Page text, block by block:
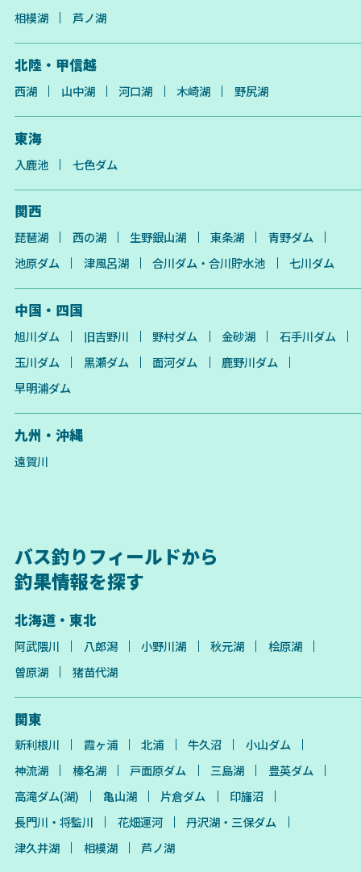
相模湖
芦ノ湖
北陸・甲信越
西湖 山中湖 河口湖 木崎湖 野尻湖
東海
入鹿池 七色ダム
関西
琵琶湖 西の湖 生野銀山湖 東条湖
青野ダム
池原ダム
津風呂湖 合川ダム・合川貯水池 七川ダム
中国・四国
旭川ダム 旧吉野川 野村ダム 金砂湖
石手川ダム
玉川ダム
黒瀬ダム 面河ダム
鹿野川ダム
早明浦ダム
九州・沖縄
遠賀川
バス釣りフィールドから
釣果情報を探す
北海道・東北
阿武隈川 八郎潟 小野川湖 秋元湖
桧原湖
曽原湖
猪苗代湖
関東
新利根川 霞ヶ浦 北浦 牛久沼
小山ダム
神流湖
榛名湖 戸面原ダム 三島湖
豊英ダム
高滝ダム(湖)
亀山湖 片倉ダム
印旛沼
長門川・将監川
花畑運河
丹沢湖・三保ダム
津久井湖
相模湖 芦ノ湖